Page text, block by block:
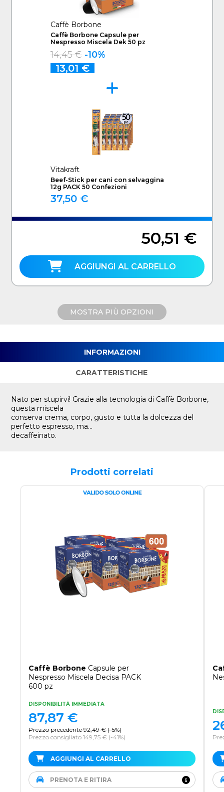
Caffè Borbone
Caffè Borbone Capsule per
Nespresso Miscela Dek 50 pz
14,45 € -10%
13,01 €
Vitakraft
Beef-Stick per cani con selvaggina
12g PACK 50 Confezioni
37,50 €
50,51 €
AGGIUNGI AL CARRELLO
MOSTRA PIÙ OPZIONI
INFORMAZIONI
CARATTERISTICHE
Nato per stupirvi! Grazie alla tecnologia di Caffè Borbone,
questa miscela
conserva crema, corpo, gusto e tutta la dolcezza del
perfetto espresso, ma...
decaffeinato.
Prodotti correlati
Caffè Borbone Capsule per
Nespresso Miscela Decisa PACK
600 pz
DISPONIBILITÀ IMMEDIATA
Prezzo precedente 92,49 € (-5%)
Prezzo consigliato 149,75 € (-41%)
87,87 €
AGGIUNGI AL CARRELLO
PRENOTA E RITIRA